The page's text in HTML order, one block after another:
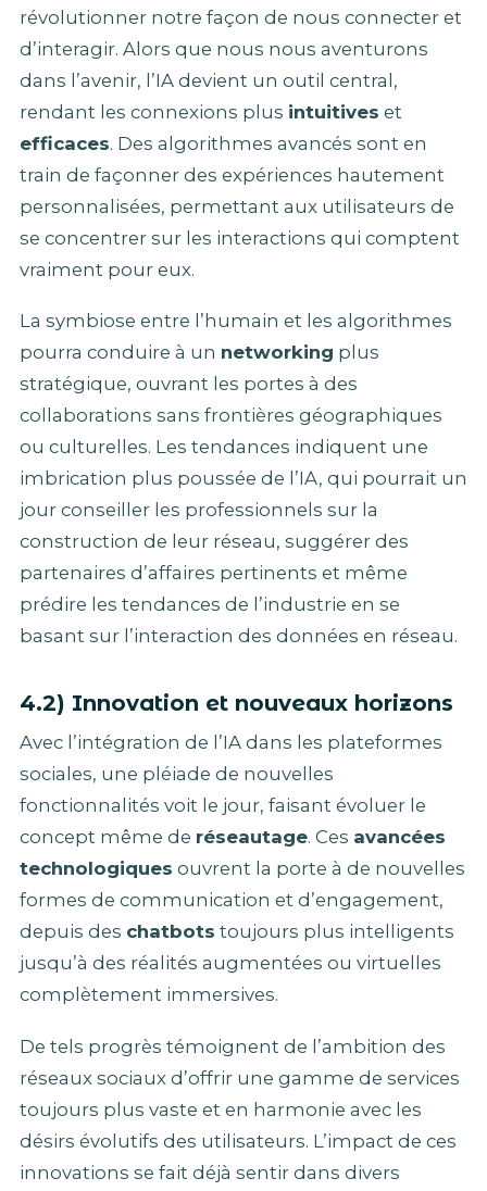
révolutionner notre façon de nous connecter et
d’interagir. Alors que nous nous aventurons
dans l’avenir, l’IA devient un outil central,
rendant les connexions plus intuitives et
efficaces. Des algorithmes avancés sont en
train de façonner des expériences hautement
personnalisées, permettant aux utilisateurs de
se concentrer sur les interactions qui comptent
vraiment pour eux.
La symbiose entre l’humain et les algorithmes
pourra conduire à un networking plus
stratégique, ouvrant les portes à des
collaborations sans frontières géographiques
ou culturelles. Les tendances indiquent une
imbrication plus poussée de l’IA, qui pourrait un
jour conseiller les professionnels sur la
construction de leur réseau, suggérer des
partenaires d’affaires pertinents et même
prédire les tendances de l’industrie en se
basant sur l’interaction des données en réseau.
4.2) Innovation et nouveaux horizons
Avec l’intégration de l’IA dans les plateformes
sociales, une pléiade de nouvelles
fonctionnalités voit le jour, faisant évoluer le
concept même de réseautage. Ces avancées
technologiques ouvrent la porte à de nouvelles
formes de communication et d’engagement,
depuis des chatbots toujours plus intelligents
jusqu’à des réalités augmentées ou virtuelles
complètement immersives.
De tels progrès témoignent de l’ambition des
réseaux sociaux d’offrir une gamme de services
toujours plus vaste et en harmonie avec les
désirs évolutifs des utilisateurs. L’impact de ces
innovations se fait déjà sentir dans divers